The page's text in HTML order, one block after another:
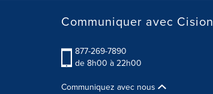
Communiquer avec Cision
877-269-7890
de 8h00 à 22h00
Communiquez avec nous